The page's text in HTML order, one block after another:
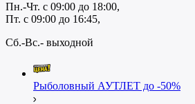
Пн.-Чт. с 09:00 до 18:00,
Пт. с 09:00 до 16:45,
Сб.-Вс.- выходной
Рыболовный АУТЛЕТ до -50%